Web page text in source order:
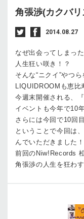
角張渉(カクバリ
2014.08.27
なぜ出会ってしまっ
人生狂い咲き！？
そんな“ニクイ”やつら
LIQUIDROOMも恵比
今週末開催される、
イベントも今年で10
さらには今回で10回
ということで今回は
んでいただきました！
前回のNiw!Records
角張渉の人生を狂わ